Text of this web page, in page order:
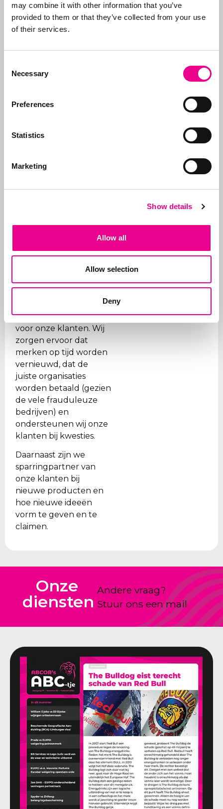
may combine it with other information that you’ve
provided to them or that they’ve collected from your use
of their services.
Selection
Necessary
Preferences
Statistics
Marketing
Show details
Allow all
Allow selection
Deny
Abcor is gespecialiseerd
modelrechten
bedrijven, maar vaak
eerste Benelux
daarom verzorgen we
alle stappen, van eerste
advies wat aan te
wij ook de portefeuilles
voor onze klanten. Wij
zorgen ervoor dat
merken op tijd worden
vernieuwd, dat de
juiste organisaties
worden betaald (gezien
de vele frauduleuze
bedrijven) en
ondersteunen wij onze
klanten bij kwesties.
Daarnaast zijn we
sparringpartner van
onze klanten bij
nieuwe producten en
hoe nieuwe ideeën
vorm te geven en te
claimen.
Meer over
Onze
diensten
Andere vraag?
Stuur ons een mail